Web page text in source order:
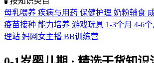
母乳喂养 疾病与用药 保健护理 奶粉辅食
疫苗接种 能力培养 游戏玩具 1-3个月 4-6个
理站 妈网女主播 BB训练营